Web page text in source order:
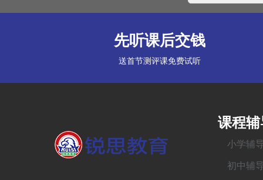
先听课后交钱
送首节测评课免费试听
课程辅
小学辅
初中辅